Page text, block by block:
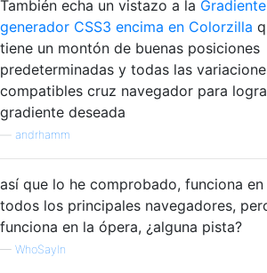
También echa un vistazo a la Gradiente
generador CSS3 encima en Colorzilla
tiene un montón de buenas posiciones
predeterminadas y todas las
compatibles cruz navegador para
gradiente deseada
andrhamm
así que lo he comprobado, funciona en
todos los principales navegadores,
funciona en la ópera, ¿alguna pista?
— WhoSayIn